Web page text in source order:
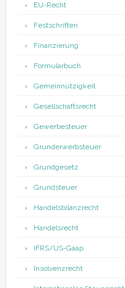
EU-Recht
Festschriften
Finanzierung
Formularbuch
Gemeinnützigkeit
Gesellschaftsrecht
Gewerbesteuer
Grunderwerbsteuer
Grundgesetz
Grundsteuer
Handelsbilanzrecht
Handelsrecht
IFRS/US-Gaap
Insolvenzrecht